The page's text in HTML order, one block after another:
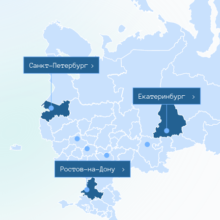
Санкт-Петербург >
Ростов-на-Дону >
Екатеринбург >